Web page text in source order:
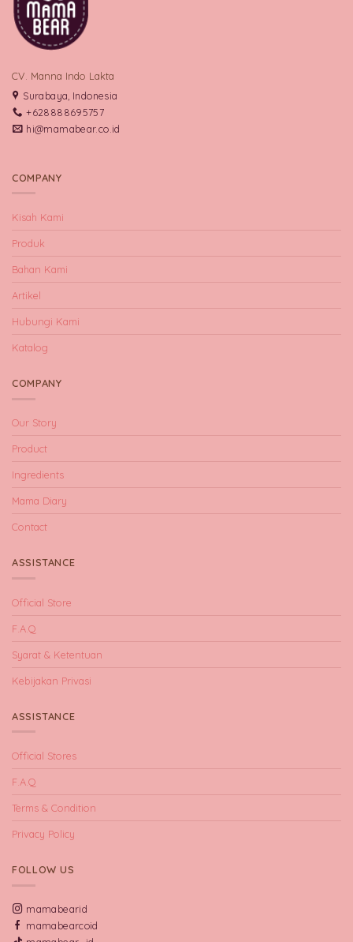
CV. Manna Indo Lakta
Surabaya, Indonesia
+628888695757
hi@mamabear.co.id
COMPANY
Kisah Kami
Produk
Bahan Kami
Artikel
Hubungi Kami
Katalog
COMPANY
Our Story
Product
Ingredients
Mama Diary
Contact
ASSISTANCE
Official Store
F.A.Q
Syarat & Ketentuan
Kebijakan Privasi
ASSISTANCE
Official Stores
F.A.Q
Terms & Condition
Privacy Policy
FOLLOW US
mamabearid
mamabearcoid